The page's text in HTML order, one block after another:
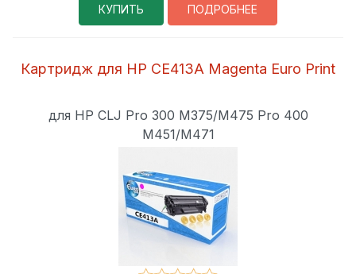
КУПИТЬ ПОДРОБНЕЕ
Картридж для HP CE413A Magenta Euro Print
для HP CLJ Pro 300 M375/M475 Pro 400
M451/M471